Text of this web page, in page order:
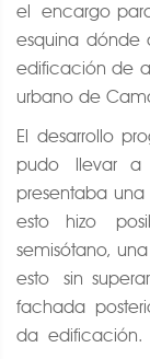
el encargo
esquina dónde
edificación de
urbano de
El desarrollo
pudo llevar a
presentaba
esto hizo
semisótano,
esto sin
fachada
da edificación.